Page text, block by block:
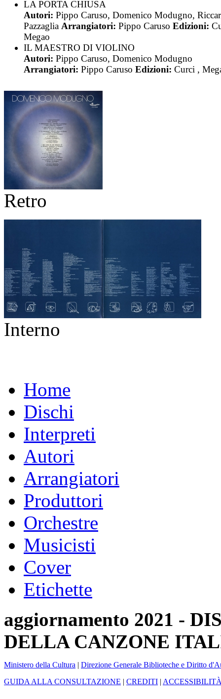
LA PORTA CHIUSA
Autori: Pippo Caruso, Domenico Modugno,
Pazzaglia Arrangiatori: Pippo Caruso Edizioni:
Megao
IL MAESTRO DI VIOLINO
Autori: Pippo Caruso, Domenico Modugno
Arrangiatori: Pippo Caruso Edizioni: Curci ,
Retro
Interno
Home
Dischi
Interpreti
Autori
Arrangiatori
Produttori
Orchestre
Musicisti
Cover
Etichette
aggiornamento 2021 -
DELLA CANZONE
Ministero della Cultura | Direzione Generale Biblioteche e Diritto
GUIDA ALLA CONSULTAZIONE | CREDITI |